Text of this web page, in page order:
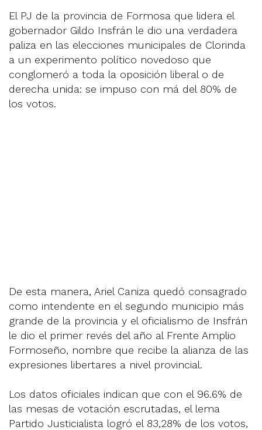
El PJ de la provincia de Formosa que lidera el
gobernador Gildo Insfrán le dio una verdadera
paliza en las elecciones municipales de Clorinda
a un experimento político novedoso que
conglomeró a toda la oposición liberal o de
derecha unida: se impuso con má del 80% de
los votos.
De esta manera, Ariel Caniza quedó consagrado
como intendente en el segundo municipio más
grande de la provincia y el oficialismo de Insfrán
le dio el primer revés del año al Frente Amplio
Formoseño, nombre que recibe la alianza de las
expresiones libertares a nivel provincial.
Los datos oficiales indican que con el 96.6% de
las mesas de votación escrutadas, el lema
Partido Justicialista logró el 83,28% de los votos,